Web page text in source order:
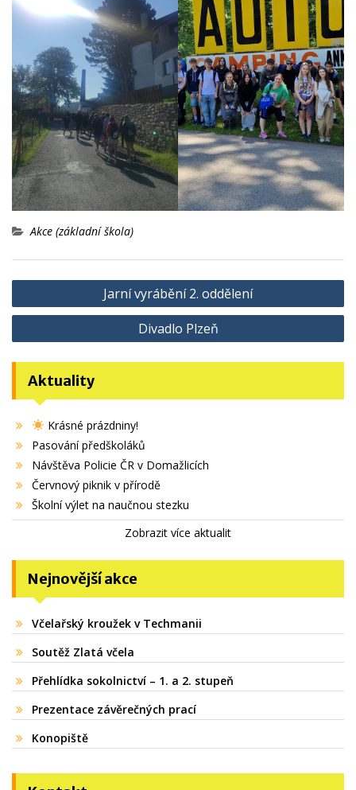
Akce (základní škola)
Navigace
pro
Jarní vyrábění 2. oddělení
Divadlo Plzeň
Aktuality
Krásné prázdniny!
Pasování předškoláků
Návštěva Policie ČR v Domažlicích
Červnový piknik v přírodě
Školní výlet na naučnou stezku
Zobrazit více aktualit
Nejnovější akce
Včelařský kroužek v Techmanii
Soutěž Zlatá včela
Přehlídka sokolnictví – 1. a 2. stupeň
Prezentace závěrečných prací
Konopiště